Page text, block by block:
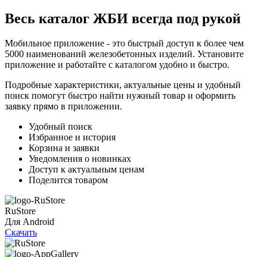
условия сотрудничества, индивидуальный подход и
надежную доставку продукции точно в срок.
Весь каталог ЖБИ всегда под рукой
Мобильное приложение - это быстрый доступ к более чем
5000 наименований железобетонных изделий. Установите
приложение и работайте с каталогом удобно и быстро.
Подробные характеристики, актуальные цены и удобный
поиск помогут быстро найти нужный товар и оформить
заявку прямо в приложении.
Удобный поиск
Избранное и история
Корзина и заявки
Уведомления о новинках
Доступ к актуальным ценам
Поделится товаром
RuStore
Для Android
Скачать